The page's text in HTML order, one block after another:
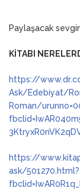
Paylaşacak
KİTABI
https://
Ask/Edebiyat/
Roman/
https://
ask/501270.html?